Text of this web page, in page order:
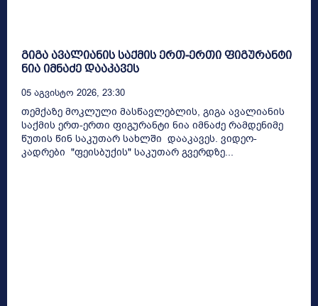
გიგა ავალიანის საქმის ერთ-ერთი ფიგურანტი
ნია იმნაძე დააკავეს
05 Აგვისტო 2026, 23:30
თემქაზე მოკლული მასწავლებლის, გიგა ავალიანის
საქმის ერთ-ერთი ფიგურანტი ნია იმნაძე რამდენიმე
წუთის წინ საკუთარ სახლში დააკავეს. ვიდეო-
კადრები "ფეისბუქის" საკუთარ გვერდზე...